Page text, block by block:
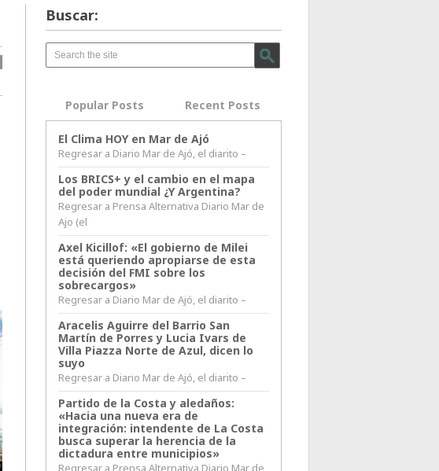
Buscar:
Popular Posts Recent Posts
El Clima HOY en Mar de Ajó
Regresar a Diario Mar de Ajó, el diarito –
Los BRICS+ y el cambio en el mapa
del poder mundial ¿Y Argentina?
Regresar a Prensa Alternativa Diario Mar de
Ajo (el
Axel Kicillof: «El gobierno de Milei
está queriendo apropiarse de esta
decisión del FMI sobre los
sobrecargos»
Regresar a Diario Mar de Ajó, el diarito –
Aracelis Aguirre del Barrio San
Martín de Porres y Lucia Ivars de
Villa Piazza Norte de Azul, dicen lo
suyo
Regresar a Diario Mar de Ajó, el diarito –
Partido de la Costa y aledaños:
«Hacia una nueva era de
integración: intendente de La Costa
busca superar la herencia de la
dictadura entre municipios»
Regresar a Prensa Alternativa Diario Mar de